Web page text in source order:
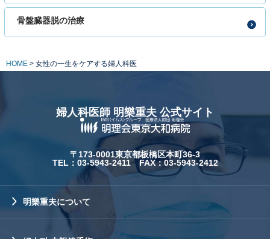
骨盤臓器脱の治療
HOME > 女性の一生をケアする婦人科医
婦人科医師 明樂重夫 公式サイト
〒173-0001東京都板橋区本町36-3
TEL：03-5943-2411 FAX：03-5943-2412
明樂重夫について